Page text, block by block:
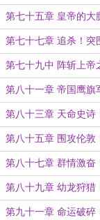
（一万均订加更！九千
第七十五章 皇帝的大
第七十七章 追杀！突
第七十九中 阵斩上帝
主乌伤仲麟加更）
第八十一章 帝国鹰旗
第八十三章 天命史诗
第八十五章 围攻伦敦
第八十七章 群情激奋
第八十九章 幼龙狩猎
第九十一章 命运破碎